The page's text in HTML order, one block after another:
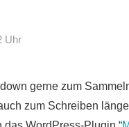
Uhr
gerne zum
zum Schreiben